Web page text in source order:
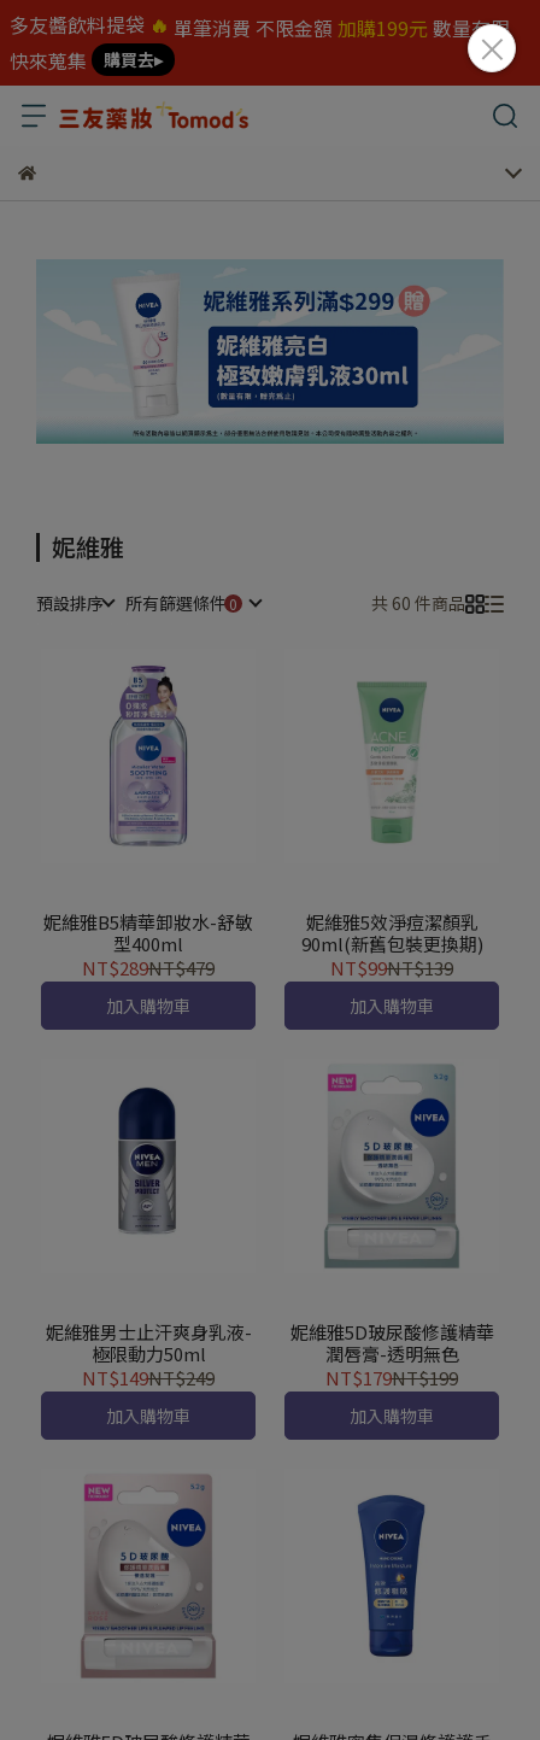
多友醬飲料提袋 🔥 單筆消費 不限金額 加購199元 數量有限
快來蒐集
購買去▸
妮維雅
預設排序 所有篩選條件 共 60 件商品
妮維雅B5精華卸妝水-舒敏
型400ml
NT$289NT$479
加入購物車
妮維雅5效淨痘潔顏乳
90ml(新舊包裝更換期)
NT$99NT$139
加入購物車
妮維雅男士止汗爽身乳液-
極限動力50ml
NT$149NT$249
加入購物車
妮維雅5D玻尿酸修護精華
潤唇膏-透明無色
NT$179NT$199
加入購物車